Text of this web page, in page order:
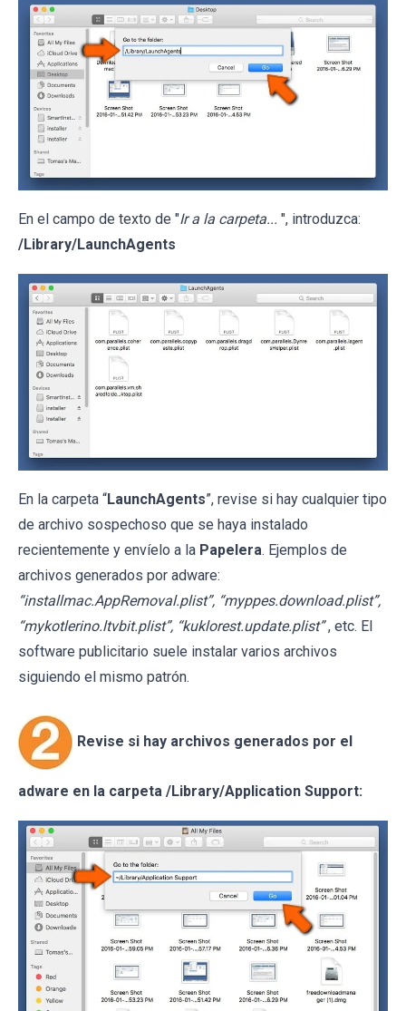
En el campo de texto de "Ir a la carpeta... ", introduzca:
/Library/LaunchAgents
En la carpeta “LaunchAgents”, revise si hay cualquier tipo
de archivo sospechoso que se haya instalado
recientemente y envíelo a la Papelera. Ejemplos de
archivos generados por adware:
“installmac.AppRemoval.plist”, “myppes.download.plist”,
“mykotlerino.ltvbit.plist”, “kuklorest.update.plist” , etc. El
software publicitario suele instalar varios archivos
siguiendo el mismo patrón.
Revise si hay archivos generados por el
adware en la carpeta /Library/Application Support: